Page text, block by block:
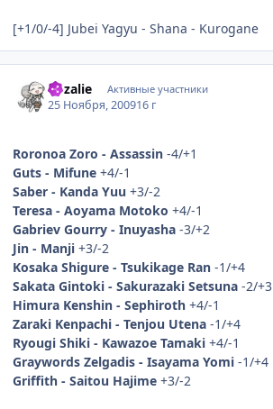
[+1/0/-4] Jubei Yagyu - Shana - Kurogane
Rozalie Активные участники
25 Ноября, 200916 г
Roronoa Zoro - Assassin -4/+1
Guts - Mifune +4/-1
Saber - Kanda Yuu +3/-2
Teresa - Aoyama Motoko +4/-1
Gabriev Gourry - Inuyasha -3/+2
Jin - Manji +3/-2
Kosaka Shigure - Tsukikage Ran -1/+4
Sakata Gintoki - Sakurazaki Setsuna -2/+3
Himura Kenshin - Sephiroth +4/-1
Zaraki Kenpachi - Tenjou Utena -1/+4
Ryougi Shiki - Kawazoe Tamaki +4/-1
Graywords Zelgadis - Isayama Yomi -1/+4
Griffith - Saitou Hajime +3/-2